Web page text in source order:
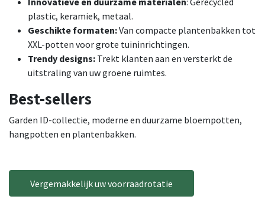
plastic, keramiek, metaal.​
Geschikte formaten:Van compacte plantenbakken tot
XXL-potten voor grote tuininrichtingen.
Trendy designs: Trekt klanten aan en versterkt de
uitstraling van uw groene ruimtes.
Best-sellers
Garden ID-collectie, moderne en duurzame bloempotten,
hangpotten en plantenbakken.
Vergemakkelijk uw voorraadrotatie